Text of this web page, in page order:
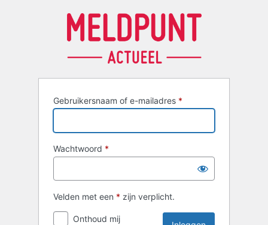
Gebruikersnaam of e-mailadres *
Wachtwoord *
Velden met een * zijn verplicht.
Onthoud mij